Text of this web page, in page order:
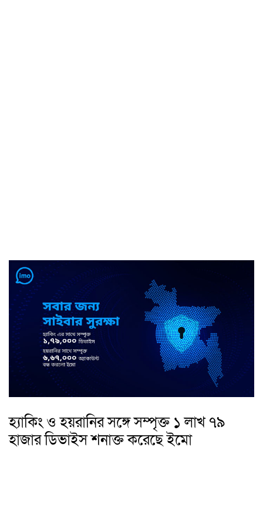
হ্যাকিং ও হয়রানির সঙ্গে সম্পৃক্ত ১ লাখ ৭৯
হাজার ডিভাইস শনাক্ত করেছে ইমো